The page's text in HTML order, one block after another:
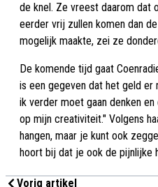
de knel. Ze vreest daarom dat
eerder vrij zullen komen dan
mogelijk maakte, zei ze
De komende tijd gaat
is een gegeven dat het geld
ik verder moet gaan denken
op mijn creativiteit." Volgens
hangen, maar je kunt ook
hoort bij dat je ook de pijnlijke
Vorig artikel